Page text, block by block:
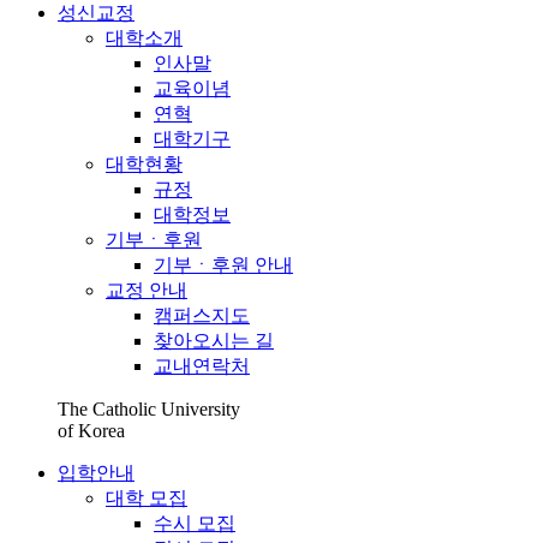
성신교정
대학소개
인사말
교육이념
연혁
대학기구
대학현황
규정
대학정보
기부ㆍ후원
기부ㆍ후원 안내
교정 안내
캠퍼스지도
찾아오시는 길
교내연락처
The Catholic University
of Korea
입학안내
대학 모집
수시 모집